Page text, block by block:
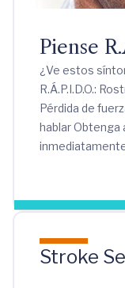
Piense
¿Ve estos
R.Á.P.I.D.O.:
Pérdida de
hablar Obtenga
Stroke